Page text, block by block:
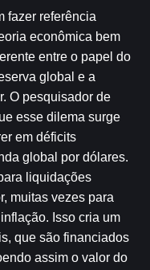
fazer referência
econômica bem
entre o papel do
global e a
O pesquisador de
esse dilema surge
em déficits
global por dólares.
liquidações
muitas vezes para
Isso cria um
que são financiados
assim o valor do